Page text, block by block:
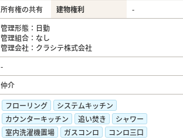
所有権の共有 建物権利 -
管理形態：日勤
管理組合：なし
管理会社：クラシテ株式会社
-
仲介
フローリング
システムキッチン
カウンターキッチン
追い焚き
シャワー
室内洗濯機置場
ガスコンロ
コンロ三口